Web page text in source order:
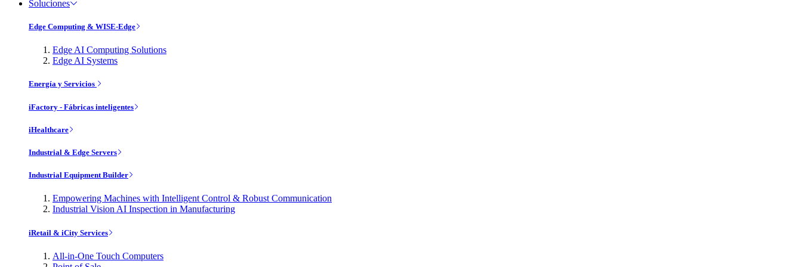
Soluciones
Edge Computing & WISE-Edge
Edge AI Computing Solutions
Edge AI Systems
Energía y Servicios
iFactory - Fábricas inteligentes
iHealthcare
Industrial & Edge Servers
Industrial Equipment Builder
Empowering Machines with Intelligent Control & Robust Communication
Industrial Vision AI Inspection in Manufacturing
iRetail & iCity Services
All-in-One Touch Computers